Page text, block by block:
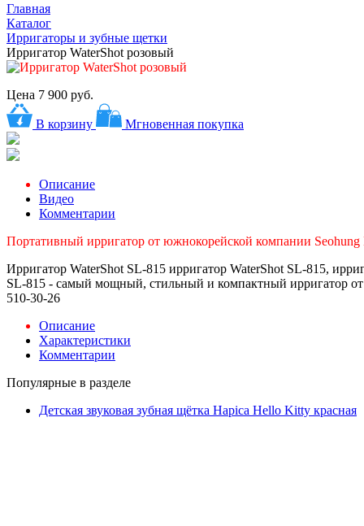
Главная
Каталог
Ирригаторы и зубные щетки
Ирригатор WaterShot розовый
Цена 7 900 руб.
В корзину Мгновенная покупка
Описание
Видео
Комментарии
Портативный ирригатор от южнокорейской компании
Ирригатор WaterShot SL-815 ирригатор WaterShot SL-815,
SL-815 - самый мощный, стильный и компактный ирригатор
510-30-26
Описание
Характеристики
Комментарии
Популярные в разделе
Детская звуковая зубная щётка Hapica Hello Kitty красная